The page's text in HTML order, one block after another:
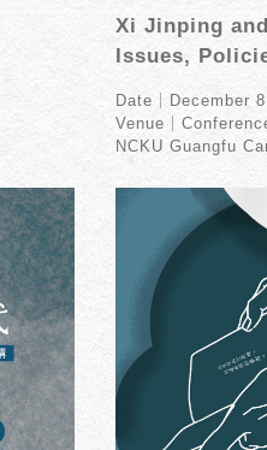
Date｜
Venue｜
C-Hub, NCKU
Xi Jinping
Issues,
Date｜December
Venue｜
NCKU Guangfu